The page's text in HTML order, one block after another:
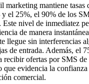
marketing mantiene tasas
el 25%, el 90% de los
nivel de inmediatez
de manera
llegue sin interferencias
de entrada. Además, el
recibir ofertas por SMS de
que evidencia la confianza
comercial.